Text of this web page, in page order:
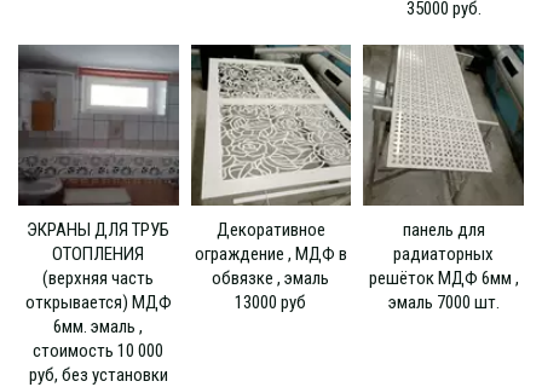
35000 руб.
ЭКРАНЫ ДЛЯ ТРУБ
ОТОПЛЕНИЯ
(верхняя часть
открывается) МДФ
6мм. эмаль ,
стоимость 10 000
руб, без установки
Декоративное
ограждение , МДФ в
обвязке , эмаль
13000 руб
панель для
радиаторных
решёток МДФ 6мм ,
эмаль 7000 шт.